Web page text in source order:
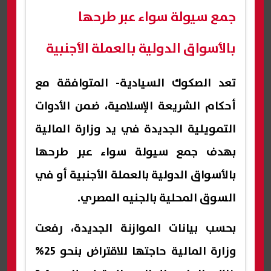
جمع سيولة سواء عبر طرحها
بالأسواق الدولية بالعملة الأجنبية
تعد الصكوك السيادية- المتوافقة مع
أحكام الشريعة الإسلامية، ضمن الأدوات
التمويلية الجديدة في يد وزارة المالية
بهدف جمع سيولة سواء عبر طرحها
بالأسواق الدولية بالعملة الأجنبية أو في
السوق المحلية بالجنيه المصري.
بحسب بيانات الموازنة الجديدة، رفعت
وزارة المالية حاجتها للاقتراض بنحو 25%